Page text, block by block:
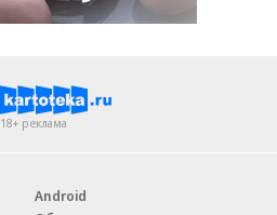
18+ реклама
Android